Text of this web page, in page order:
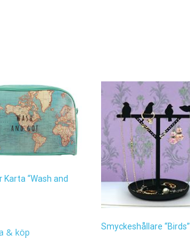
Karta “Wash and
& köp Smyckeshållare “Birds”